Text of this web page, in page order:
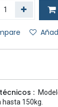
:
150kg.